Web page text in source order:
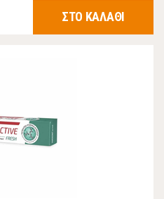
ΣΤΟ ΚΑΛΑΘΙ